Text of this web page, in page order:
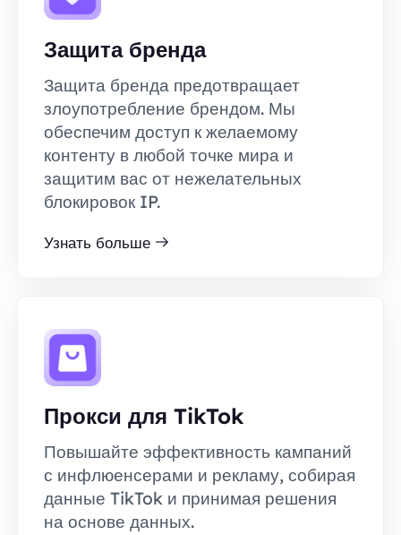
Защита бренда
Защита бренда предотвращает
злоупотребление брендом. Мы
обеспечим доступ к желаемому
контенту в любой точке мира и
защитим вас от нежелательных
блокировок IP.
Узнать больше
Прокси для TikTok
Повышайте эффективность кампаний
с инфлюенсерами и рекламу, собирая
данные TikTok и принимая решения
на основе данных.